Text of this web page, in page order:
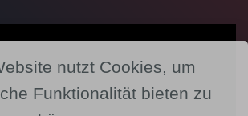
nutzt Cookies, um
Funktionalität bieten zu